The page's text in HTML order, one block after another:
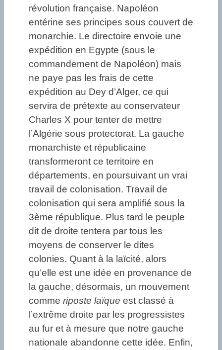
révolution française. Napoléon
entérine ses principes sous couvert de
monarchie. Le directoire envoie une
expédition en Egypte (sous le
commandement de Napoléon) mais
ne paye pas les frais de cette
expédition au Dey d’Alger, ce qui
servira de prétexte au conservateur
Charles X pour tenter de mettre
l’Algérie sous protectorat. La gauche
monarchiste et républicaine
transformeront ce territoire en
départements, en poursuivant un vrai
travail de colonisation. Travail de
colonisation qui sera amplifié sous la
3ème république. Plus tard le peuple
dit de droite tentera par tous les
moyens de conserver le dites
colonies. Quant à la laïcité, alors
qu’elle est une idée en provenance de
la gauche, désormais, un mouvement
comme riposte laïque est classé à
l’extrême droite par les progressistes
au fur et à mesure que notre gauche
nationale abandonne cette idée. Enfin,